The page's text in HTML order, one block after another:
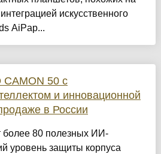
искусственного
AiPap...
50 c
и инновационной
в России
более 80 полезных ИИ-
уровень защиты корпуса